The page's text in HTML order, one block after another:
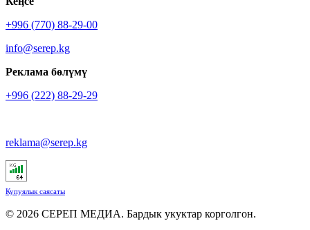
+996 (770) 88-29-00
info@serep.kg
Реклама бөлүмү
+996 (222) 88-29-29
reklama@serep.kg
Купуялык саясаты
© 2026 СЕРЕП МЕДИА. Бардык укуктар корголгон.